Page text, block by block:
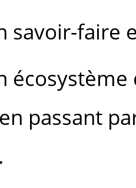
savoir-faire
passant